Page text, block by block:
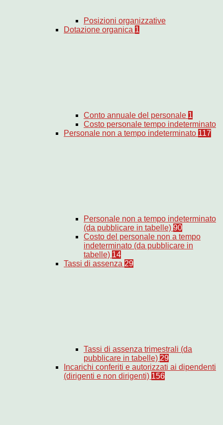
Posizioni organizzative
Dotazione organica 1
Conto annuale del personale 1
Costo personale tempo indeterminato
Personale non a tempo indeterminato 117
Personale non a tempo indeterminato
(da pubblicare in tabelle) 90
Costo del personale non a tempo
indeterminato (da pubblicare in
tabelle) 14
Tassi di assenza 29
Tassi di assenza trimestrali (da
pubblicare in tabelle) 29
Incarichi conferiti e autorizzati ai dipendenti
(dirigenti e non dirigenti) 156